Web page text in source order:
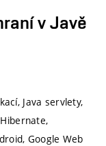
v Javě
Java servlety,
Google Web